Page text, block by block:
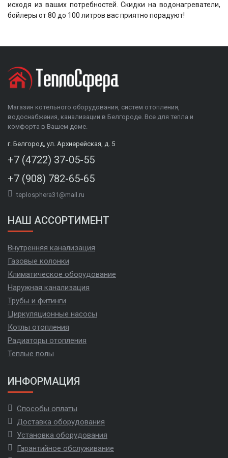
исходя из ваших потребностей. Скидки на водонагреватели,
бойлеры от 80 до 100 литров вас приятно порадуют!
Магазин котельного оборудования, систем отопления,
водоснабжения, канализации в Белгороде. Все для тепла и
комфорта в Вашем доме.
г. Белгород, ул. Архиерейская, д. 5
+7 (4722) 37-05-55
+7 (908) 782-65-65
teplosphera31@mail.ru
НАШ АССОРТИМЕНТ
Внутренняя канализация
Газовые колонки
Климатическое оборудование
Наружная канализация
Трубы и фитинги
Циркуляционные насосы
Котлы отопления
Радиаторы отопления
Теплые полы
ИНФОРМАЦИЯ
Способы оплаты
Доставка оборудования
Установка оборудования
Гарантийное обслуживание